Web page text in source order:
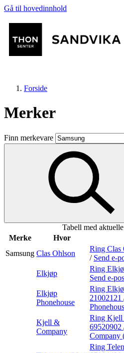
Gå til hovedinnhold
Butikker
Mat og drikke
Aktiviteter
Merker
Inspirasjon
Forside
Merker
Finn merkevare
Tabell med
Merke
Hvor
Samsung Clas Ohlson
Ring Clas
/ Send e-
Elkjøp
Ring
Send e-
Elkjøp
Phonehouse
Ring
21002121
Kjell &
Company
Ring Kjell
69520902
Company
Ring